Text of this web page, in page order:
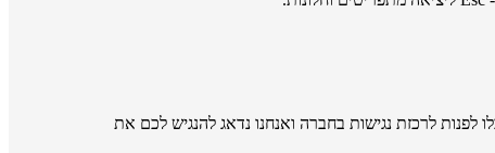
כזה או בסרטון, תוכלו לפנות לרכזת נגישות בחברה ואנחנו נדאג להנגיש לכם את